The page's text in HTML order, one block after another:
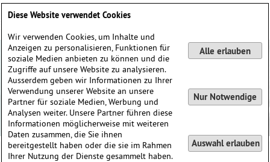
Diese Website verwendet Cookies
Wir verwenden Cookies, um Inhalte und
Anzeigen zu personalisieren, Funktionen für
soziale Medien anbieten zu können und die
Zugriffe auf unsere Website zu analysieren.
Ausserdem geben wir Informationen zu Ihrer
Verwendung unserer Website an unsere
Partner für soziale Medien, Werbung und
Analysen weiter. Unsere Partner führen diese
Informationen möglicherweise mit weiteren
Daten zusammen, die Sie ihnen
bereitgestellt haben oder die sie im Rahmen
Ihrer Nutzung der Dienste gesammelt haben.
Alle erlauben
Nur Notwendige
Auswahl erlauben